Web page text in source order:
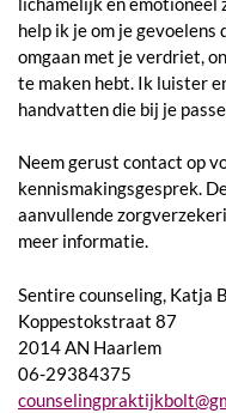
help ik je om je
omgaan met je verdriet,
te maken hebt. Ik luister
handvatten die bij je
Neem gerust contact op
kennismakingsgesprek.
aanvullende
meer informatie.
Sentire counseling, Katja
Koppestokstraat 87
2014 AN Haarlem
06-29384375